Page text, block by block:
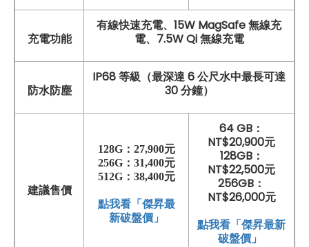
充電功能
有線快速充電、15W MagSafe 無線充
電、7.5W Qi 無線充電
防水防塵
IP68 等級（最深達 6 公尺水中最長可達
30 分鐘）
建議售價
128G： 27,900元
256G： 31,400元
512G： 38,400元
點我看「傑昇最
新破盤價」
64 GB：
NT$20,900元
128GB：
NT$22,500元
256GB：
NT$26,000元
點我看「傑昇最新
破盤價」